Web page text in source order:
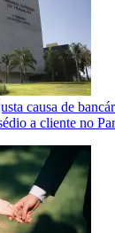
causa de
a cliente no